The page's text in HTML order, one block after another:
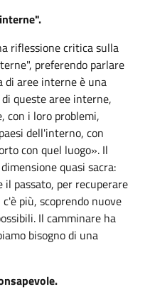
riflessione critica sulla
preferendo parlare
di aree interne è una
queste aree interne,
con i loro problemi,
dell'interno, con
con quel luogo». Il
quasi sacra:
passato, per recuperare
più, scoprendo nuove
Il camminare ha
bisogno di una